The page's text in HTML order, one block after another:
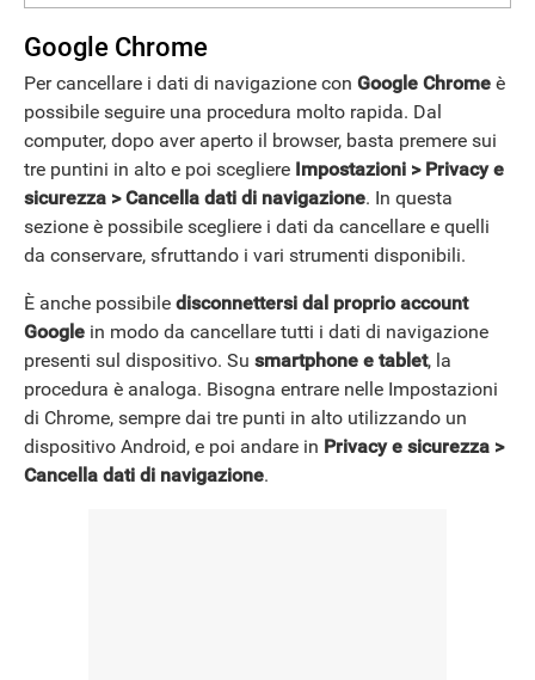
ANDROID
Google Chrome
Per cancellare i dati di navigazione con Google Chrome è
possibile seguire una procedura molto rapida. Dal
computer, dopo aver aperto il browser, basta premere sui
tre puntini in alto e poi scegliere Impostazioni > Privacy e
sicurezza > Cancella dati di navigazione. In questa
sezione è possibile scegliere i dati da cancellare e quelli
da conservare, sfruttando i vari strumenti disponibili.
È anche possibile disconnettersi dal proprio account
Google in modo da cancellare tutti i dati di navigazione
presenti sul dispositivo. Su smartphone e tablet, la
procedura è analoga. Bisogna entrare nelle Impostazioni
di Chrome, sempre dai tre punti in alto utilizzando un
dispositivo Android, e poi andare in Privacy e sicurezza >
Cancella dati di navigazione.